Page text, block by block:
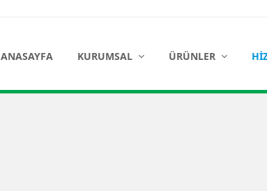
ANASAYFA KURUMSAL ÜRÜNLER